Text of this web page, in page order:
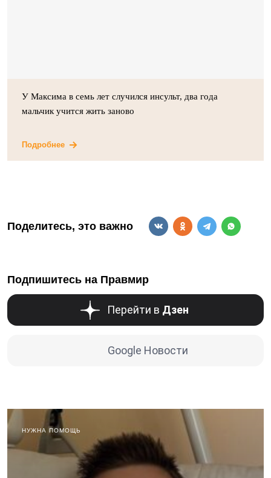
У Максима в семь лет случился инсульт, два года
мальчик учится жить заново
Подробнее
Поделитесь, это важно
Подпишитесь на Правмир
Перейти в Дзен
Google Новости
НУЖНА ПОМОЩЬ